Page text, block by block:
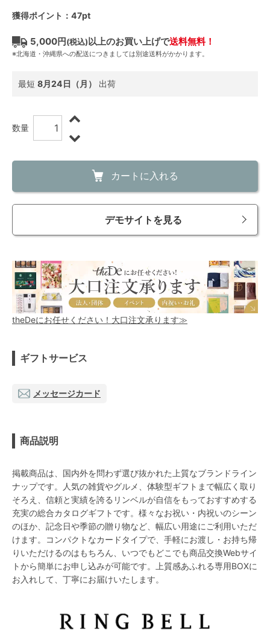
獲得ポイント：47pt
5,000円(税込)以上のお買い上げで送料無料！
※北海道・沖縄県への配送につきましては別途送料がかかります。
最短 8月24日（月） 出荷
数量
カートに入れる
デモサイトを見る
theDeにお任せください！大口注文承ります≫
ギフトサービス
メッセージカード
商品説明
掲載商品は、国内外を問わず選び抜かれた上質なブランドライン
ナップです。人気の雑貨やグルメ、体験型ギフトまで幅広く取り
そろえ、信頼と実績を誇るリンベルが自信をもっておすすめする
充実の総合カタログギフトです。様々なお祝い・内祝いのシーン
のほか、記念日や季節の贈り物など、幅広い用途にご利用いただ
けます。コンパクトなカードタイプで、手軽にお渡し・お持ち帰
りいただけるのはもちろん、いつでもどこでも商品交換Webサイ
トから簡単にお申し込みが可能です。上質感あふれる専用BOXに
お入れして、丁寧にお届けいたします。